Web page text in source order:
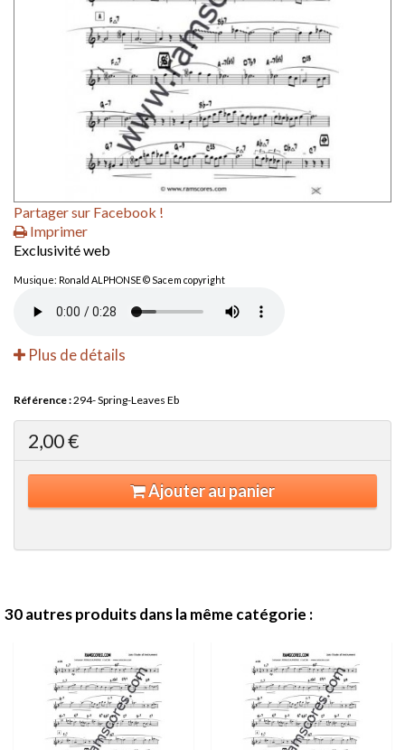
Partager sur Facebook !
Imprimer
Exclusivité web
Musique: Ronald ALPHONSE © Sacem copyright
Plus de détails
Référence :294- Spring-Leaves Eb
2,00 €
Ajouter au panier
30 autres produits dans la même catégorie :